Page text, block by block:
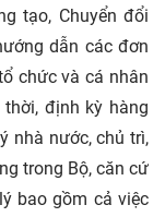
tạo, Chuyển đổi
dẫn các đơn
chức và cá nhân
định kỳ hàng
nhà nước, chủ trì,
trong Bộ, căn cứ
bao gồm cả việc